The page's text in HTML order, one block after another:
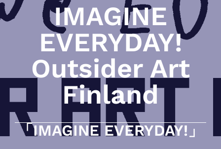
IMAGINE
EVERYDAY!
Outsider Art
Finland
「IMAGINE EVERYDAY!」